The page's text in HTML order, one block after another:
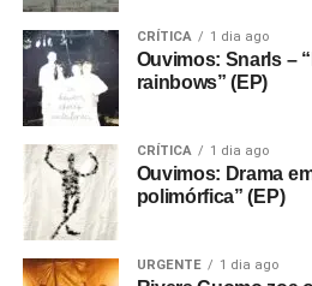
newsletter
mail.
CRÍTICA 1 dia ago
Ouvimos: Snarls –
rainbows” (EP)
CRÍTICA 1 dia ago
Ouvimos: Drama
polimórfica” (EP)
URGENTE 1 dia ago